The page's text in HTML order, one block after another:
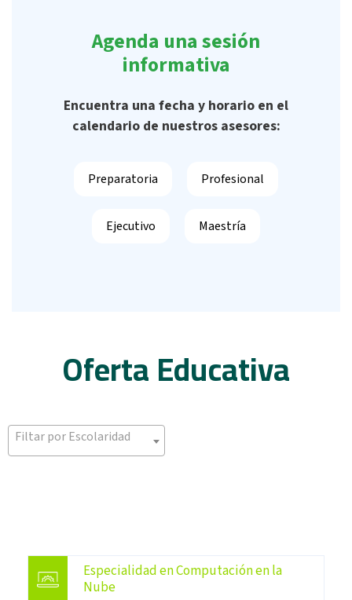
Agenda una sesión
informativa
Encuentra una fecha y horario en el
calendario de nuestros asesores:
Preparatoria Profesional
Ejecutivo Maestría
Oferta Educativa
Filtar por Escolaridad
Especialidad en Computación en la
Nube